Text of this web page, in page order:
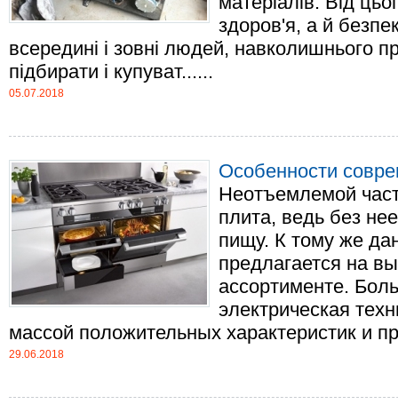
здоров'я, а й
всередині і зовні людей, навколишнього
підбирати і купуват......
05.07.2018
Особенности
Неотъемлемой
плита, ведь без
пищу. К тому же
предлагается на
ассортименте.
электрическая
массой положительных характеристик и
29.06.2018